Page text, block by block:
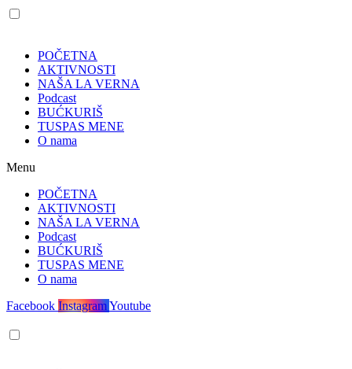
POČETNA
AKTIVNOSTI
NAŠA LA VERNA
Podcast
BUĆKURIŠ
TUSPAS MENE
O nama
Menu
POČETNA
AKTIVNOSTI
NAŠA LA VERNA
Podcast
BUĆKURIŠ
TUSPAS MENE
O nama
Facebook InstagramYoutube